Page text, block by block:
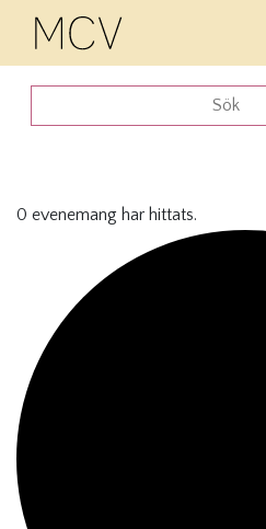
0 evenemang har hittats.